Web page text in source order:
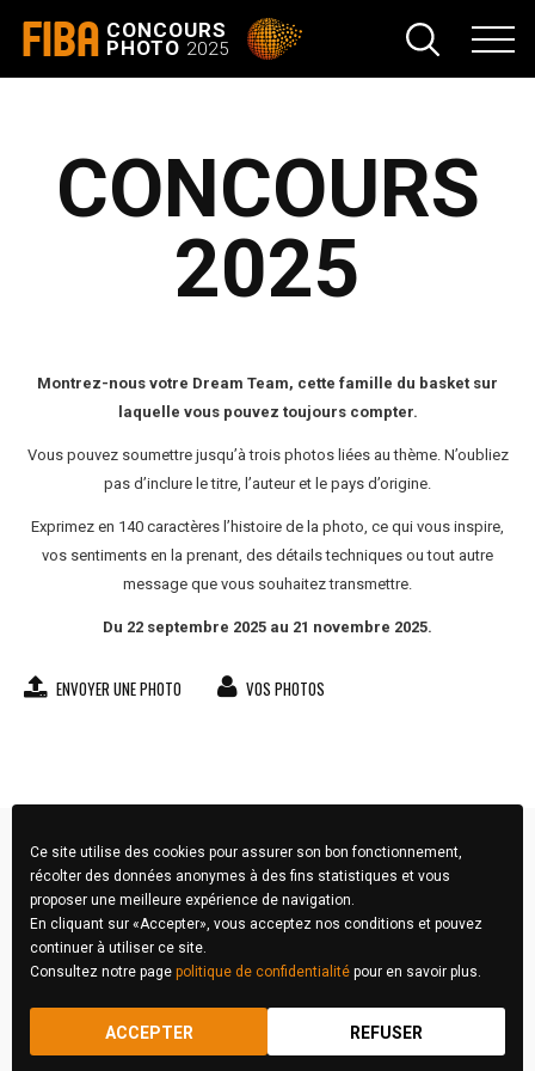
FIBA CONCOURS
PHOTO 2025
CONCOURS
2025
Montrez-nous votre Dream Team, cette famille du basket sur
laquelle vous pouvez toujours compter.
Vous pouvez soumettre jusqu’à trois photos liées au thème. N’oubliez
pas d’inclure le titre, l’auteur et le pays d’origine.
Exprimez en 140 caractères l’histoire de la photo, ce qui vous inspire,
vos sentiments en la prenant, des détails techniques ou tout autre
message que vous souhaitez transmettre.
Du 22 septembre 2025 au 21 novembre 2025.
ENVOYER UNE PHOTO VOS PHOTOS
FIBA Concours Photo © 2026 Tous droits réservés
Ce site utilise des cookies pour assurer son bon fonctionnement,
récolter des données anonymes à des fins statistiques et vous
proposer une meilleure expérience de navigation.
En cliquant sur «Accepter», vous acceptez nos conditions et pouvez
continuer à utiliser ce site.
Consultez notre page politique de confidentialité pour en savoir plus.
ACCEPTER REFUSER